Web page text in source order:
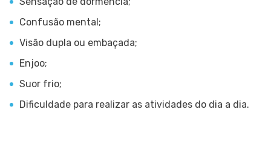
Confusão mental;
Visão dupla ou embaçada;
Enjoo;
Suor frio;
Dificuldade para realizar as atividades do dia a dia.